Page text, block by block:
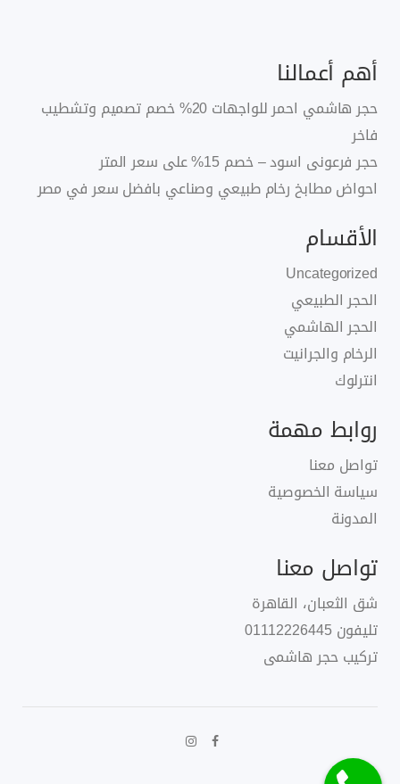
أهم أعمالنا
حجر هاشمي احمر للواجهات 20% خصم تصميم وتشطيب
فاخر
حجر فرعونى اسود – خصم 15% على سعر المتر
احواض مطابخ رخام طبيعي وصناعي بافضل سعر في مصر
الأقسام
Uncategorized
الحجر الطبيعي
الحجر الهاشمي
الرخام والجرانيت
انترلوك
روابط مهمة
تواصل معنا
سياسة الخصوصية
المدونة
تواصل معنا
شق الثعبان، القاهرة
تليفون01112226445
تركيب حجر هاشمى